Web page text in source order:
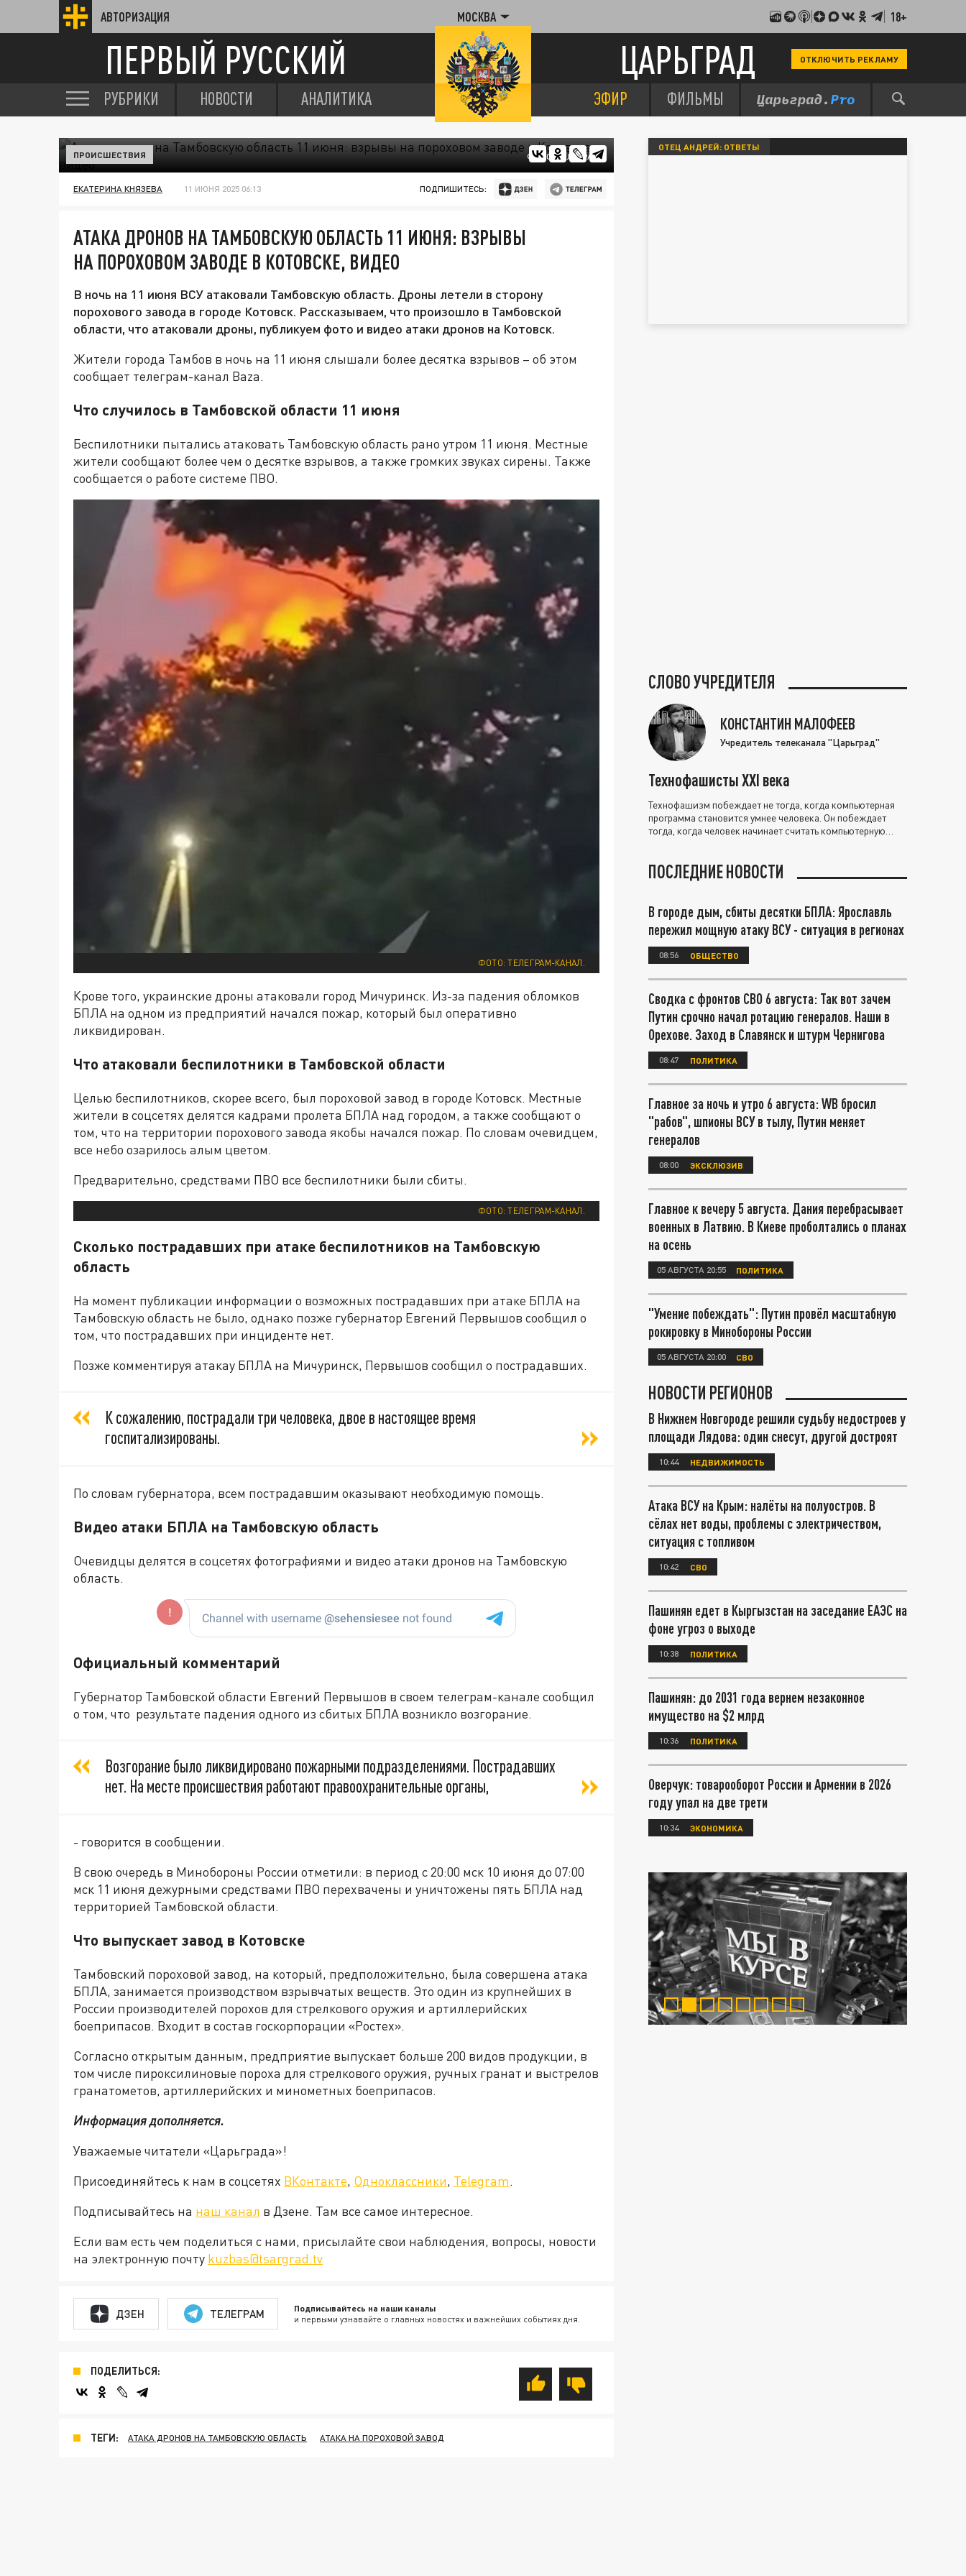
АВТОРИЗАЦИЯ МОСКВА 18+
ПЕРВЫЙ РУССКИЙ ЦАРЬГРАД ОТКЛЮЧИТЬ РЕКЛАМУ
РУБРИКИ НОВОСТИ АНАЛИТИКА ЭФИР ФИЛЬМЫ
ФОТО: ТЕЛЕГРАМ
ПРОИСШЕСТВИЯ
ЕКАТЕРИНА КНЯЗЕВА 11 ИЮНЯ 2025 06:13 ПОДПИШИТЕСЬ:
АТАКА ДРОНОВ НА ТАМБОВСКУЮ ОБЛАСТЬ 11 ИЮНЯ: ВЗРЫВЫ
НА ПОРОХОВОМ ЗАВОДЕ В КОТОВСКЕ, ВИДЕО
В ночь на 11 июня ВСУ атаковали Тамбовскую область. Дроны летели в сторону
порохового завода в городе Котовск. Рассказываем, что произошло в Тамбовской
области, что атаковали дроны, публикуем фото и видео атаки дронов на Котовск.
Жители города Тамбов в ночь на 11 июня слышали более десятка взрывов – об этом
сообщает телеграм-канал Baza.
Что случилось в Тамбовской области 11 июня
Беспилотники пытались атаковать Тамбовскую область рано утром 11 июня. Местные
жители сообщают более чем о десятке взрывов, а также громких звуках сирены. Также
сообщается о работе системе ПВО.
ФОТО: ТЕЛЕГРАМ-КАНАЛ.
Крове того, украинские дроны атаковали город Мичуринск. Из-за падения обломков
БПЛА на одном из предприятий начался пожар, который был оперативно
ликвидирован.
Что атаковали беспилотники в Тамбовской области
Целью беспилотников, скорее всего, был пороховой завод в городе Котовск. Местные
жители в соцсетях делятся кадрами пролета БПЛА над городом, а также сообщают о
том, что на территории порохового завода якобы начался пожар. По словам очевидцем,
все небо озарилось алым цветом.
Предварительно, средствами ПВО все беспилотники были сбиты.
ФОТО: ТЕЛЕГРАМ-КАНАЛ.
Сколько пострадавших при атаке беспилотников на Тамбовскую
область
На момент публикации информации о возможных пострадавших при атаке БПЛА на
Тамбовскую область не было, однако позже губернатор Евгений Первышов сообщил о
том, что пострадавших при инциденте нет.
Позже комментируя атакау БПЛА на Мичуринск, Первышов сообщил о пострадавших.
К сожалению, пострадали три человека, двое в настоящее время
госпитализированы.
По словам губернатора, всем пострадавшим оказывают необходимую помощь.
Видео атаки БПЛА на Тамбовскую область
Очевидцы делятся в соцсетях фотографиями и видео атаки дронов на Тамбовскую
область.
Официальный комментарий
Губернатор Тамбовской области Евгений Первышов в своем телеграм-канале сообщил
о том, что результате падения одного из сбитых БПЛА возникло возгорание.
Возгорание было ликвидировано пожарными подразделениями. Пострадавших
нет. На месте происшествия работают правоохранительные органы,
- говорится в сообщении.
В свою очередь в Минобороны России отметили: в период с 20:00 мск 10 июня до 07:00
мск 11 июня дежурными средствами ПВО перехвачены и уничтожены пять БПЛА над
территорией Тамбовской области.
Что выпускает завод в Котовске
Тамбовский пороховой завод, на который, предположительно, была совершена атака
БПЛА, занимается производством взрывчатых веществ. Это один из крупнейших в
России производителей порохов для стрелкового оружия и артиллерийских
боеприпасов. Входит в состав госкорпорации «Ростех».
Согласно открытым данным, предприятие выпускает больше 200 видов продукции, в
том числе пироксилиновые пороха для стрелкового оружия, ручных гранат и выстрелов
гранатометов, артиллерийских и минометных боеприпасов.
Информация дополняется.
Уважаемые читатели «Царьграда»!
Присоединяйтесь к нам в соцсетях ВКонтакте, Одноклассники, Telegram.
Подписывайтесь на наш канал в Дзене. Там все самое интересное.
Если вам есть чем поделиться с нами, присылайте свои наблюдения, вопросы, новости
на электронную почту kuzbas@tsargrad.tv
ДЗЕН ТЕЛЕГРАМ Подписывайтесь на наши каналы
и первыми узнавайте о главных новостях и важнейших событиях дня.
ПОДЕЛИТЬСЯ:
ТЕГИ: АТАКА ДРОНОВ НА ТАМБОВСКУЮ ОБЛАСТЬ АТАКА НА ПОРОХОВОЙ ЗАВОД
ОТЕЦ АНДРЕЙ: ОТВЕТЫ
СЛОВО УЧРЕДИТЕЛЯ
КОНСТАНТИН МАЛОФЕЕВ
Учредитель телеканала "Царьград"
Технофашисты XXI века
Технофашизм побеждает не тогда, когда компьютерная
программа становится умнее человека. Он побеждает
тогда, когда человек начинает считать компьютерную
ПОСЛЕДНИЕ НОВОСТИ
В городе дым, сбиты десятки БПЛА: Ярославль
пережил мощную атаку ВСУ - ситуация в регионах
08:56 ОБЩЕСТВО
Сводка с фронтов СВО 6 августа: Так вот зачем
Путин срочно начал ротацию генералов. Наши в
Орехове. Заход в Славянск и штурм Чернигова
08:47 ПОЛИТИКА
Главное за ночь и утро 6 августа: WB бросил
"рабов", шпионы ВСУ в тылу, Путин меняет
генералов
08:00 ЭКСКЛЮЗИВ
Главное к вечеру 5 августа. Дания перебрасывает
военных в Латвию. В Киеве проболтались о планах
на осень
05 АВГУСТА 20:55 ПОЛИТИКА
"Умение побеждать": Путин провёл масштабную
рокировку в Минобороны России
05 АВГУСТА 20:00 СВО
НОВОСТИ РЕГИОНОВ
В Нижнем Новгороде решили судьбу недостроев у
площади Лядова: один снесут, другой достроят
10:44 НЕДВИЖИМОСТЬ
Атака ВСУ на Крым: налёты на полуостров. В
сёлах нет воды, проблемы с электричеством,
ситуация с топливом
10:42 СВО
Пашинян едет в Кыргызстан на заседание ЕАЭС на
фоне угроз о выходе
10:38 ПОЛИТИКА
Пашинян: до 2031 года вернем незаконное
имущество на $2 млрд
10:36 ПОЛИТИКА
Оверчук: товарооборот России и Армении в 2026
году упал на две трети
10:34 ЭКОНОМИКА